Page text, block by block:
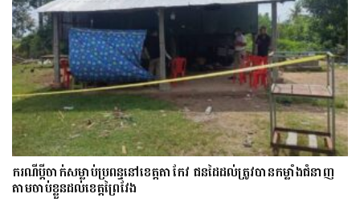
ករណីប្ដីចាក់សម្លាប់ប្រពន្ធនៅខេត្តតាកែវ ជនដៃដល់ត្រូវបានកម្លាំងជំនាញ
តាមចាប់ខ្លួនដល់ខេត្តព្រៃវែង